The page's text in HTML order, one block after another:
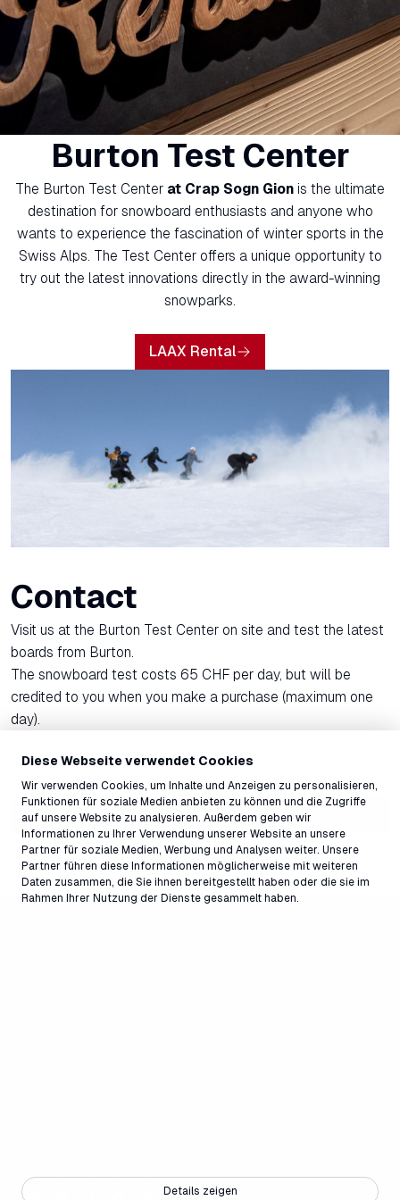
Diese Webseite verwendet Cookies
Wir verwenden Cookies, um Inhalte und Anzeigen zu personalisieren,
Funktionen für soziale Medien anbieten zu können und die Zugriffe
auf unsere Website zu analysieren. Außerdem geben wir
Informationen zu Ihrer Verwendung unserer Website an unsere
Partner für soziale Medien, Werbung und Analysen weiter. Unsere
Partner führen diese Informationen möglicherweise mit weiteren
Daten zusammen, die Sie ihnen bereitgestellt haben oder die sie im
Rahmen Ihrer Nutzung der Dienste gesammelt haben.
Details zeigen
Burton Test Center
The Burton Test Center at Crap Sogn Gion is the ultimate
destination for snowboard enthusiasts and anyone who
wants to experience the fascination of winter sports in the
Swiss Alps. The Test Center offers a unique opportunity to
try out the latest innovations directly in the award-winning
snowparks.
LAAX Rental
Contact
Visit us at the Burton Test Center on site and test the latest
boards from Burton.
The snowboard test costs 65 CHF per day, but will be
credited to you when you make a purchase (maximum one
day).
If you have any questions in advance, you can also contact
us by email or phone
Mail Phone